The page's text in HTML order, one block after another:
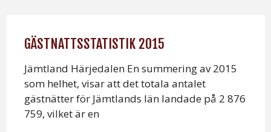
GÄSTNATTSSTATISTIK 2015
Jämtland Härjedalen En summering av 2015
som helhet, visar att det totala antalet
gästnätter för Jämtlands län landade på 2 876
759, vilket är en